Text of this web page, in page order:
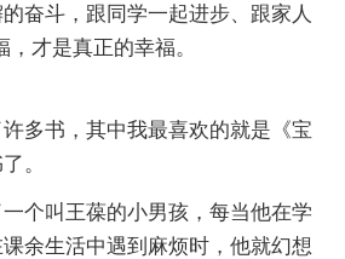
奋斗，跟同学一起进步、跟家人
才是真正的幸福。
多书，其中我最喜欢的就是《宝
。
个叫王葆的小男孩，每当他在学
余生活中遇到麻烦时，他就幻想